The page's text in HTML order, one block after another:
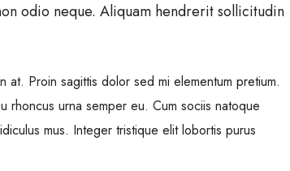
odio neque. Aliquam hendrerit sollicitudin
Proin sagittis dolor sed mi elementum pretium.
rhoncus urna semper eu. Cum sociis natoque
mus. Integer tristique elit lobortis purus